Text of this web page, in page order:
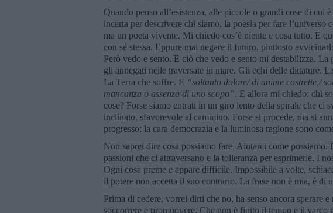
Quando penso all’esistenza, alle piccole o grandi cose di cui
incerta per descrivere chi siamo, la poesia per fare
ma un poeta vivente. Mi chiedo cos’è niente e cosa tutto. E
con sé stessa. Eppure mai negare il futuro, piuttosto
Però vedo e sento. E ciò che vedo e sento mi destabilizza.
gli annegati nelle traversate in mare. Gli echi delle dittature.
La Terra che soffre. E “soltanto dolore/ di anime costrette,/
mancanza o assenza di uno scopo”. E allora mi chiedo: chi
cose? Forse siamo entrati in un giro lento della spirale che ci
inclinato, sfavorevole al cammino. Forse si procede, ma si
progresso: la cara democrazia e la luminosa ragione sono
Non saprei dire cosa possiamo fare. Aiutarci come possiamo.
passioni che ci attraversano e la tolleranza per esprimerle. I
Ogni cosa preme e appare difficile. Impossibile a volte,
il potere non accetta il suo contrario. La frase non è mia, è di
Prima di cedere, vorrei dirti che no, ha senso ancora sperare
soccorrere e promuovere. Che non è finito il tempo e il varco